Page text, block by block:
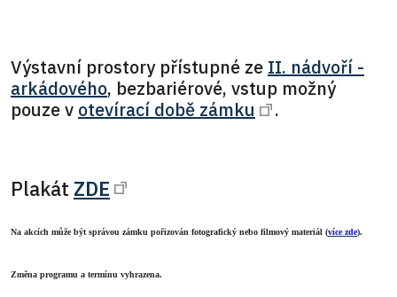
Výstavní prostory přístupné ze II. nádvoří -
arkádového, bezbariérové, vstup možný
pouze v otevírací době zámku .
Plakát ZDE
Na akcích může být správou zámku pořizován fotografický nebo filmový materiál (více zde).
Změna programu a termínu vyhrazena.